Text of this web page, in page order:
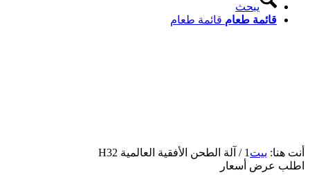
يبحث
قائمة طعام قائمة طعام
هنا: بيت1
/ آلة الطحن الأفقية العالمية H32
عرض أسعار